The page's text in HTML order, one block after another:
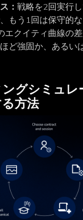
： 戦略を2回実行
もう1回は保守的
エクイティ曲線の
ど強固か、あるい
ングシミュレ
方法